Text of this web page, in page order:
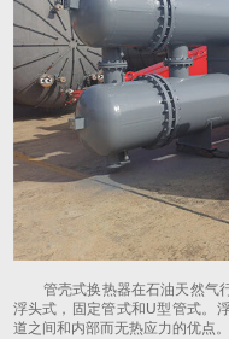
管壳式换热器在石油天然气行
浮头式，固定管式和U型管式。
道之间和内部而无热应力的优点。